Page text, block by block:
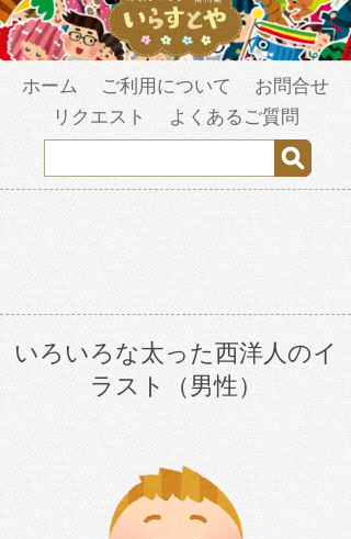
ホーム ご利用について
お問合せ
リクエスト
よくあるご質問
いろいろな太った西洋人のイ
ラスト（男性）